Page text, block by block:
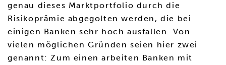
genau dieses Marktportfolio durch die
Risikoprämie abgegolten werden, die bei
einigen Banken sehr hoch ausfallen. Von
vielen möglichen Gründen seien hier zwei
genannt: Zum einen arbeiten Banken mit